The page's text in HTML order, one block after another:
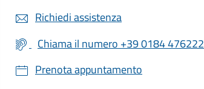
Richiedi assistenza
Chiama il numero +39 0184 476222
Prenota appuntamento